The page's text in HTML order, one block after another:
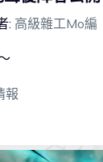
: 高級雜工Mo編
報